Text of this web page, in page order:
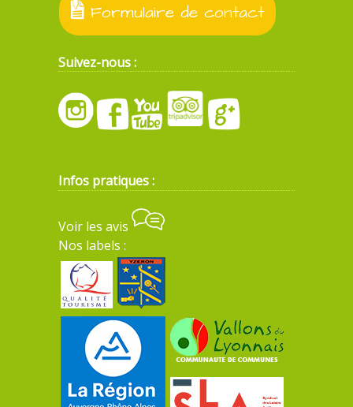
Formulaire de contact
Suivez-nous :
Infos pratiques :
Voir les avis
Nos labels :